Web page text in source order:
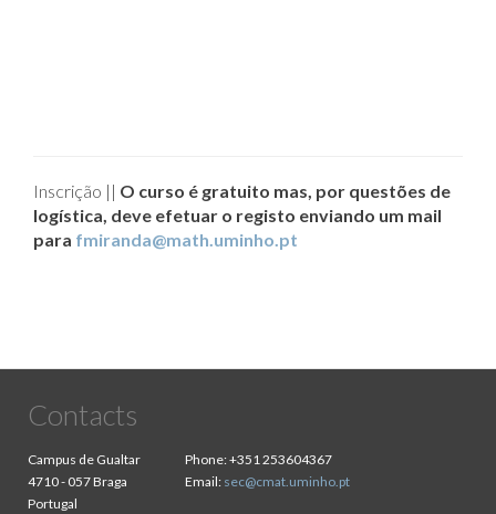
Inscrição || O curso é gratuito mas, por questões de
logística, deve efetuar o registo enviando um mail
para fmiranda@math.uminho.pt
Contacts
Campus de Gualtar
4710 - 057 Braga
Portugal
Phone:+351 253604367
Email: sec@cmat.uminho.pt